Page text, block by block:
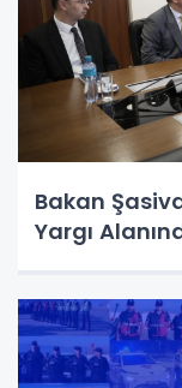
Bakan
Yargı